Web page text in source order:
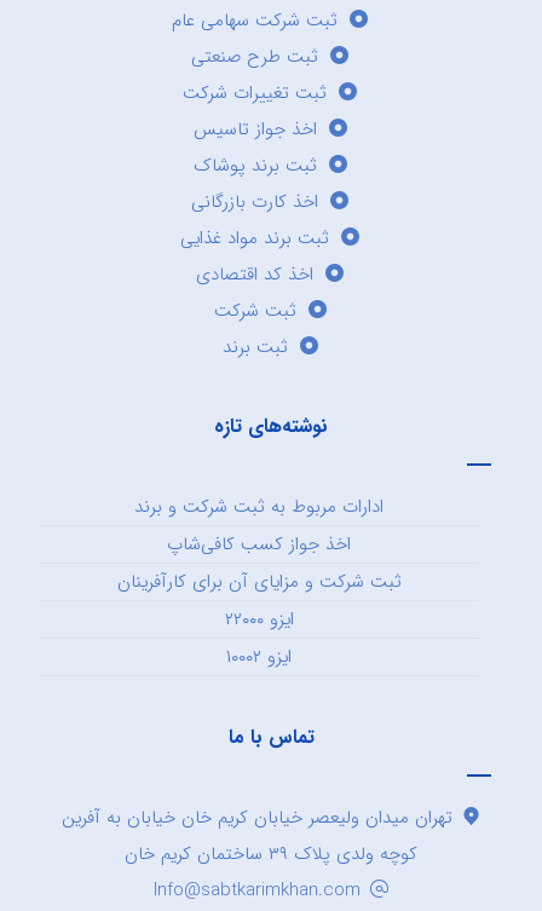
ثبت شرکت سهامی عام
ثبت طرح صنعتی
ثبت تغییرات شرکت
اخذ جواز تاسیس
ثبت برند پوشاک
اخذ کارت بازرگانی
ثبت برند مواد غذایی
اخذ کد اقتصادی
ثبت شرکت
ثبت برند
نوشته‌های تازه
ادارات مربوط به ثبت شرکت و برند
اخذ جواز کسب کافی‌شاپ
ثبت شرکت و مزایای آن برای کارآفرینان
ایزو ۲۲۰۰۰
ایزو ۱۰۰۰۲
تماس با ما
تهران میدان ولیعصر خیابان کریم خان خیابان به آفرین
کوچه ولدی پلاک ۳۹ ساختمان کریم خان
Info@sabtkarimkhan.com